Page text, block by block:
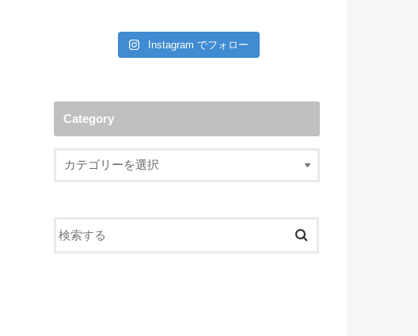
Instagram でフォロー
Category